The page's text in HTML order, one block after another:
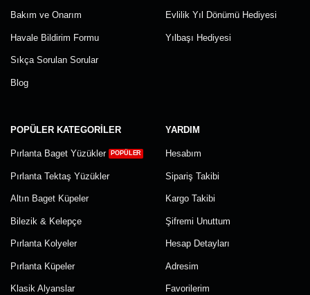
Bakım ve Onarım
Havale Bildirim Formu
Sıkça Sorulan Sorular
Blog
Evlilik Yıl Dönümü Hediyesi
Yılbaşı Hediyesi
POPÜLER KATEGORILER
Pırlanta Baget Yüzükler
Pırlanta Tektaş Yüzükler
Altın Baget Küpeler
Bilezik & Kelepçe
Pırlanta Kolyeler
Pırlanta Küpeler
Klasik Alyanslar
YARDIM
Hesabım
Sipariş Takibi
Kargo Takibi
Şifremi Unuttum
Hesap Detayları
Adresim
Favorilerim